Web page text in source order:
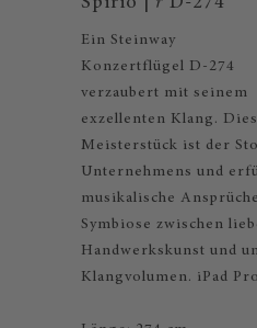
Ein Steinway
Konzertflügel D-274
verzaubert mit seinem
exzellenten Klang.
Meisterstück ist der
Unternehmens und
musikalische
Symbiose zwischen
Handwerkskunst und
Klangvolumen. iPad